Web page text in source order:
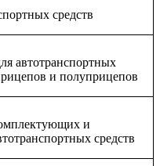
средств
автотранспортных
и полуприцепов
и
средств